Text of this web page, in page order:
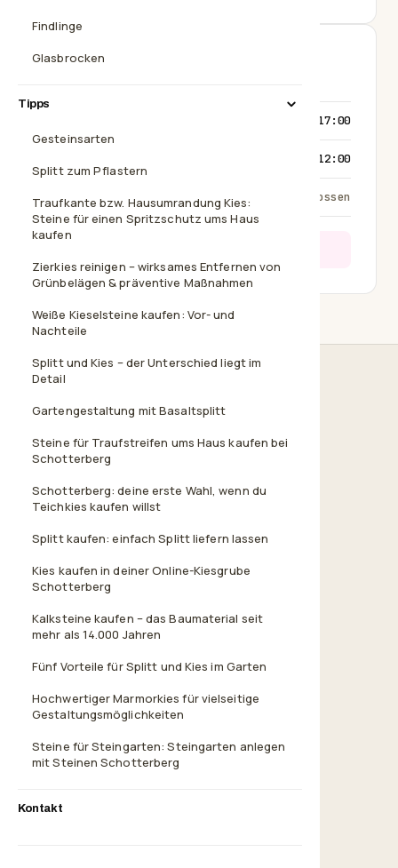
Findlinge
Glasbrocken
Tipps
Gesteinsarten
Splitt zum Pflastern
Traufkante bzw. Hausumrandung Kies:
Steine für einen Spritzschutz ums Haus
kaufen
Zierkies reinigen – wirksames Entfernen von
Grünbelägen & präventive Maßnahmen
Weiße Kieselsteine kaufen: Vor- und
Nachteile
Splitt und Kies – der Unterschied liegt im
Detail
Gartengestaltung mit Basaltsplitt
Steine für Traufstreifen ums Haus kaufen bei
Schotterberg
Schotterberg: deine erste Wahl, wenn du
Teichkies kaufen willst
Splitt kaufen: einfach Splitt liefern lassen
Kies kaufen in deiner Online-Kiesgrube
Schotterberg
Kalksteine kaufen – das Baumaterial seit
mehr als 14.000 Jahren
Fünf Vorteile für Splitt und Kies im Garten
Hochwertiger Marmorkies für vielseitige
Gestaltungsmöglichkeiten
Steine für Steingarten: Steingarten anlegen
mit Steinen Schotterberg
Kontakt
Erreichbarkeit
08:00 – 17:00
08:00 – 12:00
Samstag – Sonntag geschlossen
TRUSTED SHOPS
Kundenbewertung
DIQP
Zertifiziert 2024/25
Käuferschutz
Bei jeder Bestellung
Kostenfrei
Egal wie viel kg
Seit 2014